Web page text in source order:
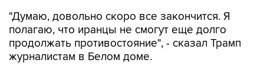
"Думаю, довольно скоро все закончится. Я
полагаю, что иранцы не смогут еще долго
продолжать противостояние", - сказал Трамп
журналистам в Белом доме.